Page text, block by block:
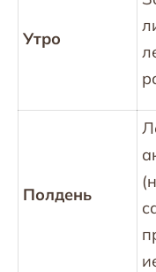
Утро
Полдень